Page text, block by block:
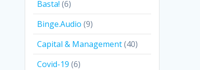
Basta! (6)
Binge.Audio (9)
Capital & Management(40)
Covid-19 (6)